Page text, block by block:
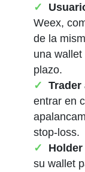
Weex,
de la
una
plazo.
Trader
entrar en
stop-loss.
su wallet